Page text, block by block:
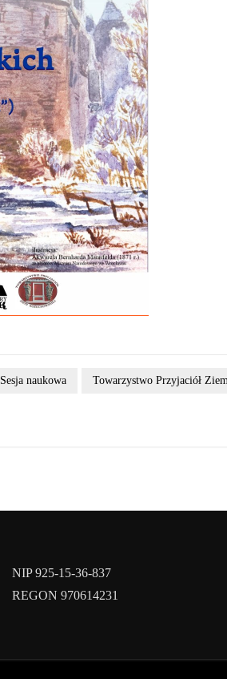
Sesja naukowa Towarzystwo Przyjaciół
NIP 925-15-36-837
REGON 970614231